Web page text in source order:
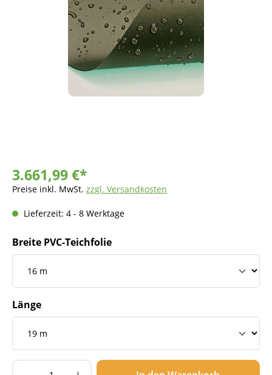
3.661,99 €*
Preise inkl. MwSt. zzgl. Versandkosten
Lieferzeit: 4 - 8 Werktage
Breite PVC-Teichfolie
Länge
Produkt Anzahl: Gib den gewünschten